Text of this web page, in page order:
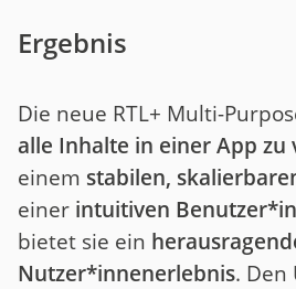
Ergebnis
Die neue RTL+ Multi-
alle Inhalte in einer App zu
einem stabilen,
einer intuitiven
bietet sie ein
Nutzer*innenerlebnis. Den